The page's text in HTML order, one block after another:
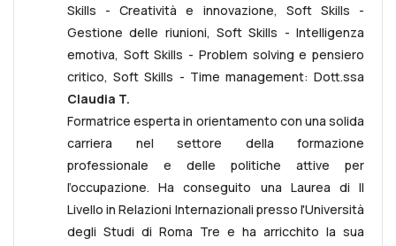
Skills - Creatività e innovazione, Soft Skills -
Gestione delle riunioni, Soft Skills - Intelligenza
emotiva, Soft Skills - Problem solving e pensiero
critico, Soft Skills - Time management: Dott.ssa
Claudia T.
Formatrice esperta in orientamento con una solida
carriera nel settore della formazione
professionale e delle politiche attive per
l’occupazione. Ha conseguito una Laurea di II
Livello in Relazioni Internazionali presso l'Università
degli Studi di Roma Tre e ha arricchito la sua